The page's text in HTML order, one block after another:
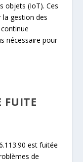
objets (IoT). Ces
gestion des
nécessaire pour
FUITE
est fuitée
de